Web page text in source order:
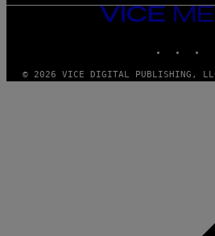
VICE
© 2026 VICE DIGITAL PUBLISHING,